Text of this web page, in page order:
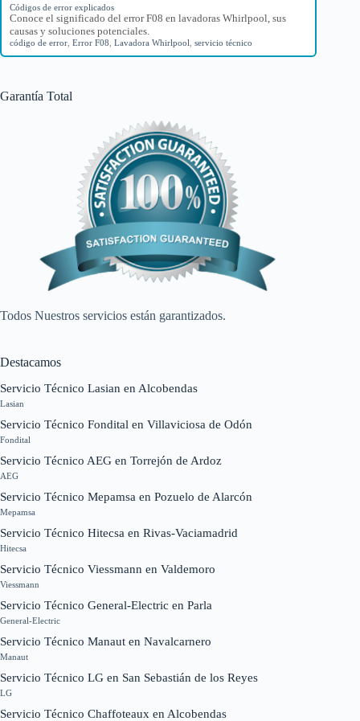
Códigos de error explicados
Conoce el significado del error F08 en lavadoras Whirlpool, sus
causas y soluciones potenciales.
código de error Error F08 Lavadora Whirlpool servicio técnico
Garantía Total
Todos Nuestros servicios están garantizados.
Destacamos
Servicio Técnico Lasian en Alcobendas
Lasian
Servicio Técnico Fondital en Villaviciosa de Odón
Fondital
Servicio Técnico AEG en Torrejón de Ardoz
AEG
Servicio Técnico Mepamsa en Pozuelo de Alarcón
Mepamsa
Servicio Técnico Hitecsa en Rivas-Vaciamadrid
Hitecsa
Servicio Técnico Viessmann en Valdemoro
Viessmann
Servicio Técnico General-Electric en Parla
General-Electric
Servicio Técnico Manaut en Navalcarnero
Manaut
Servicio Técnico LG en San Sebastián de los Reyes
LG
Servicio Técnico Chaffoteaux en Alcobendas